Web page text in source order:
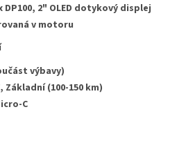
DP100, 2" OLED dotykový displej
v motoru
výbavy)
Základní (100-150 km)
C